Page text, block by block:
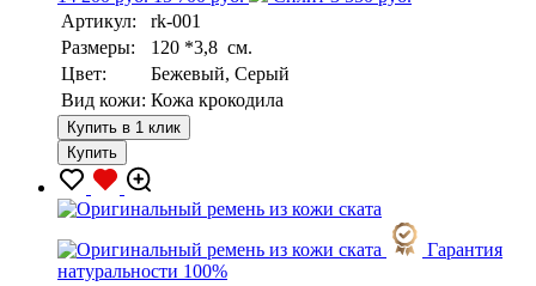
Артикул:
rk-001
Размеры:
120 *3,8 см.
Цвет:
Бежевый, Серый
Вид кожи: Кожа крокодила
Купить в 1 клик
Купить
Гарантия
натуральности 100%